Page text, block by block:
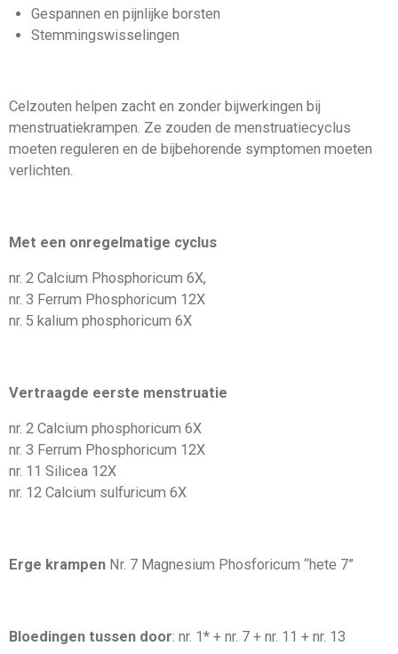
Gespannen en pijnlijke borsten
Stemmingswisselingen
Celzouten helpen zacht en zonder bijwerkingen bij
menstruatiekrampen. Ze zouden de menstruatiecyclus
moeten reguleren en de bijbehorende symptomen moeten
verlichten.
Met een onregelmatige cyclus
nr. 2 Calcium Phosphoricum 6X,
nr. 3 Ferrum Phosphoricum 12X
nr. 5 kalium phosphoricum 6X
Vertraagde eerste menstruatie
nr. 2 Calcium phosphoricum 6X
nr. 3 Ferrum Phosphoricum 12X
nr. 11 Silicea 12X
nr. 12 Calcium sulfuricum 6X
Erge krampen Nr. 7 Magnesium Phosforicum “hete 7”
Bloedingen tussen door: nr. 1* + nr. 7 + nr. 11 + nr. 13